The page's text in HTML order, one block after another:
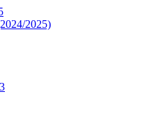
2025)